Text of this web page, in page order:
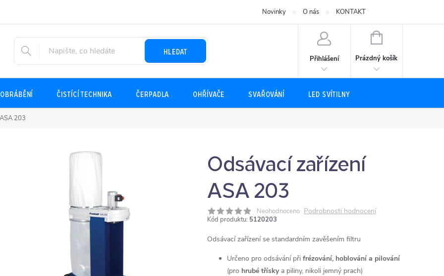
Novinky O nás KONTAKT
HLEDAT
Přihlášení
NÁKUPNÍ
Prázdný košík
ČISTÍCÍ TECHNIKA ČERPADLA OHŘÍVAČE SVAŘOVÁNÍ LED SVÍTILNY
203
Odsávací zařízení
ASA 203
Neohodnoceno Podrobnosti hodnocení
Kód produktu: 5120203
Odsávací zařízení se standardním zavěšením filtru
Určeno pro odsávání při frézování, hoblování a pilování
(pro hrubé třískya piliny, nikoli jemný prach)